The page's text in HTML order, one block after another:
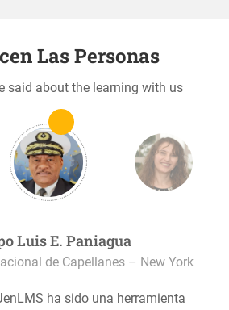
Las Personas
said about the learning with us
Luis E. Paniagua
de Capellanes – New York
ha sido una herramienta